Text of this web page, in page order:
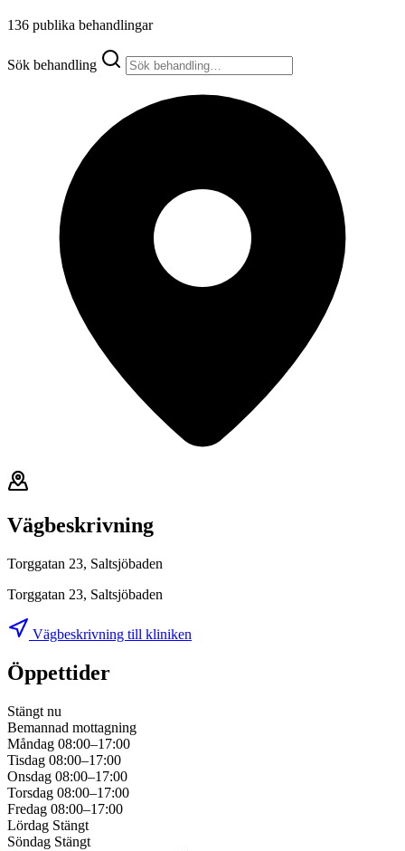
136 publika behandlingar
Sök behandling
Vägbeskrivning
Torggatan 23, Saltsjöbaden
Torggatan 23, Saltsjöbaden
Vägbeskrivning till kliniken
Öppettider
Stängt nu
Bemannad mottagning
Måndag 08:00–17:00
Tisdag 08:00–17:00
Onsdag 08:00–17:00
Torsdag 08:00–17:00
Fredag 08:00–17:00
Lördag Stängt
Söndag Stängt